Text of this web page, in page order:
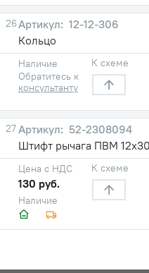
26
12-12-306
Кольцо
Наличие
Обратитесь к
консультанту
К схеме
27
52-2308094
Штифт рычага ПВМ
Наличие
Цена с НДС
130 руб.
К схеме